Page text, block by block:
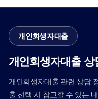
개인회생자대출
개인회생자대출 상
개인회생자대출 관련 상담
출 선택 시 참고할 수 있는